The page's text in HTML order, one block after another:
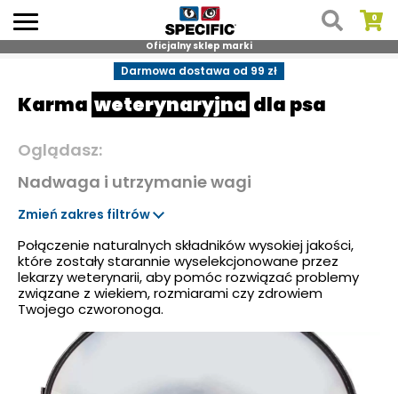
content
Oficjalny sklep marki
Darmowa dostawa od 99 zł
Karma weterynaryjna dla psa
Oglądasz:
Nadwaga i utrzymanie wagi
Zmień zakres filtrów
Połączenie naturalnych składników wysokiej jakości,
które zostały starannie wyselekcjonowane przez
lekarzy weterynarii, aby pomóc rozwiązać problemy
związane z wiekiem, rozmiarami czy zdrowiem
Twojego czworonoga.